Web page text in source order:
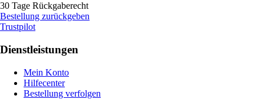
30 Tage Rückgaberecht
Bestellung zurückgeben
Trustpilot
Dienstleistungen
Mein Konto
Hilfecenter
Bestellung verfolgen